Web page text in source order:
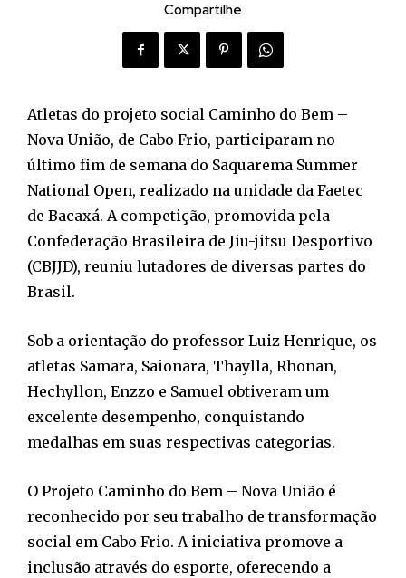
Compartilhe
Atletas do projeto social Caminho do Bem –
Nova União, de Cabo Frio, participaram no
último fim de semana do Saquarema Summer
National Open, realizado na unidade da Faetec
de Bacaxá. A competição, promovida pela
Confederação Brasileira de Jiu-jitsu Desportivo
(CBJJD), reuniu lutadores de diversas partes do
Brasil.
Sob a orientação do professor Luiz Henrique, os
atletas Samara, Saionara, Thaylla, Rhonan,
Hechyllon, Enzzo e Samuel obtiveram um
excelente desempenho, conquistando
medalhas em suas respectivas categorias.
O Projeto Caminho do Bem – Nova União é
reconhecido por seu trabalho de transformação
social em Cabo Frio. A iniciativa promove a
inclusão através do esporte, oferecendo a